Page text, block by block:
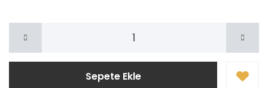
Sepete Ekle